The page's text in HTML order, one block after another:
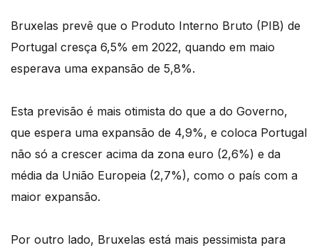
Bruxelas prevê que o Produto Interno Bruto (PIB) de
Portugal cresça 6,5% em 2022, quando em maio
esperava uma expansão de 5,8%.
Esta previsão é mais otimista do que a do Governo,
que espera uma expansão de 4,9%, e coloca Portugal
não só a crescer acima da zona euro (2,6%) e da
média da União Europeia (2,7%), como o país com a
maior expansão.
Por outro lado, Bruxelas está mais pessimista para